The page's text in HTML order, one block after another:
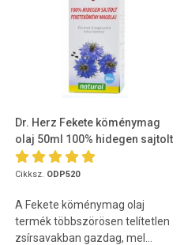
Dr. Herz Fekete köménymag
olaj 50ml 100% hidegen sajtolt
Cikksz. ODP520
A Fekete köménymag olaj
termék többszörösen telítetlen
zsírsavakban gazdag, mel...